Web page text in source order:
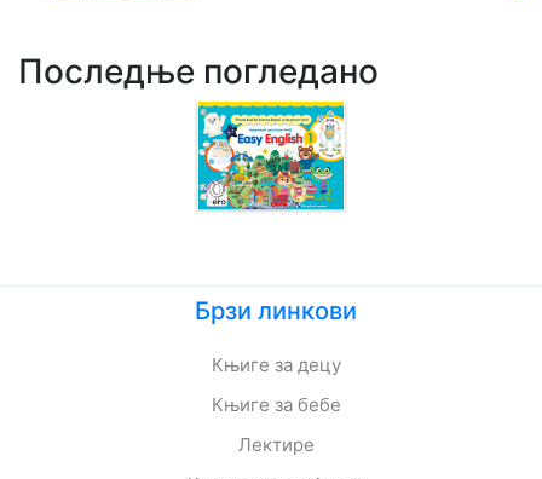
Последње погледано
Брзи линкови
Књиге за децу
Књиге за бебе
Лектире